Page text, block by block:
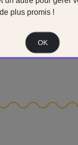
plus promis !
OK
DES PIECES
DÉTACHÉES